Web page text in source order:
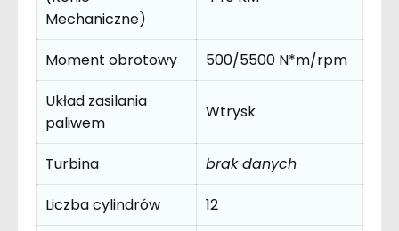
Mechaniczne)
Moment obrotowy
500/5500 N*m/rpm
Układ zasilania
paliwem
Wtrysk
Turbina
brak danych
Liczba cylindrów
12